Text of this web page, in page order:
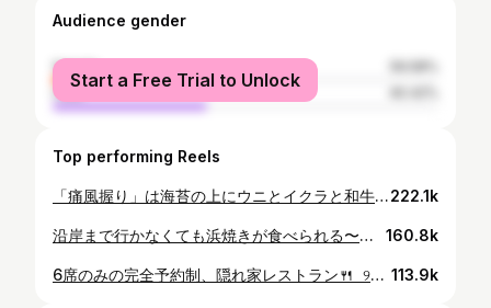
Audience gender
female
male
Start a Free Trial to Unlock
Top performing Reels
「痛風握り」は海苔の上にウニとイクラと和牛が乗った贅沢な握り✨ ⁡ ୨୧┈┈┈┈┈┈┈┈┈┈┈┈୨୧ 他の投稿は ▶️ @morioka_ai_gurume ୨୧┈┈┈┈┈┈┈┈┈┈┈┈୨୧ ✼••──────────••✼ 📍個室焼肉琥珀 🏢岩手県盛岡市大通2-4-16 2F @yakiniku_kohaku_ ✼••──────────••✼ ⁡ 写っているお肉は ・琥珀焼き〜大判サーロイン〜 ・上ミスジ ・黒毛和牛タン ・和牛の握り ・痛風 ⁡ ⁡ 黒を基調とした 高級感溢れるお店✨ ⁡ メニューは意外に リーズナブルなものも多いです🤭 ⁡ お肉は全部トロけるし甘い！ 肉の質が良いのが分かる〜😍 ⁡ ランチも営業しているので サクッと食べに来るのもアリかも🥩 ⁡ ⁡ めぐたん ⁡ ⁡ 年末年始は 12月31日〜1月2日までお休みだそうです🗓️ ⁡ ⁡ *♬゜─────────────── 📍個室焼肉琥珀 🏢岩手県盛岡市大通2-4-16 2F @yakiniku_kohaku_ 🕛 [月～金] 11:00～14:30(L.O.14:00) 17:30～23:00(L.O.22:30) [土・祝] 17:30～23:00(L.O.22:30) 🗓定休日 日曜日 営業時間・定休日は変更となる場合がございますので、 ご来店前に店舗にご確認ください。 🚗無し ※食べログ情報なのでご注意ください ───────────── *♬゜ ⁡ ⁡ #盛岡 #岩手 #盛岡ごはん #岩手ごはん #岩手グルメ #盛岡グルメ #岩手ランチ #盛岡ランチ #盛岡焼肉 #岩手焼肉 #個室焼肉琥珀222.1k
沿岸まで行かなくても浜焼きが食べられる〜✨ ⁡ ୨୧┈┈┈┈┈┈┈┈┈┈┈┈୨୧ 他の投稿は ▶️ @morioka_megu_gurume ୨୧┈┈┈┈┈┈┈┈┈┈┈┈୨୧ ⁡ ✼••──────────••✼ 出張カキ小屋 牡蠣奉行 📍イオンスーパーセンター盛岡渋民店 🏢岩手県盛岡市渋民鵜飼20−1 @dice_kitchen2525 ※混雑時90分制 ※荒天時営業中止あり ✼••──────────••✼ ⁡ 5月17日（金）から6月9日（日）までの 期間限定！ ⁡ お店に並んでいる海鮮などを トレイに乗せて、会計をしてもらってから テーブルで焼いて食べるシステム✨ ⁡ ⁡ 牡蠣1kgが通常1,320円（税込）のところ、 東北支援価格て660円（税込）と 破格のお値段🤭✨ ⁡ 牡蠣のほかにもホタテ、サザエ、赤海老、 ホッキ、イカ、つぶ貝、タコ、鮎、鶏、豚、牛など 焼き物がたくさんありました♪ ⁡ ⁡ 個人的には 赤海老、サザエ、ホタテが最高🤤✨ ⁡ ホタテはやっぱりバター醤油よね💕 ⁡ ⁡ この日は女子会で利用したんだけど、 ワイワイ言いながら食べる海鮮は とっても楽しかったです♪ ⁡ 場所はイオン渋民店の駐車場🚗 ⁡ 天候によっては 寒さ対策など忘れずに🌬️ ⁡ ⁡ めぐたん ⁡ ⁡ *♬゜─────────────── 出張カキ小屋 牡蠣奉行 📍イオンスーパーセンター盛岡渋民店 🏢岩手県盛岡市渋民鵜飼20−1 @dice_kitchen2525 🕛11:00〜21:00 （LO．20:30） 🚗 駐車場 あり ※混雑時90分制 ※荒天時営業中止あり ───────────── *♬゜ ⁡ #盛岡 #岩手 #岩手県 #盛岡市 #盛岡グルメ #岩手グルメ #浜焼き #海鮮焼き #焼き牡蠣 #盛岡海鮮 #岩手海鮮 #イオンスーパーセンター渋民 #牡蠣奉行 #pr 160.8k
6席のみの完全予約制、隠れ家レストラン🍴 ⁡ ୨୧┈┈┈┈┈┈┈┈┈┈┈┈୨୧ 他の投稿は ▶️ @morioka_ai_gurume ୨୧┈┈┈┈┈┈┈┈┈┈┈┈୨୧ ⁡ ✼••──────────••✼ 📍tsumugi 🏢岩手県盛岡市天昌寺町4−26 @tsumugi_morioka ✼••──────────••✼ ⁡ 住宅街にひっそりと出来た 隠れ家的なレストランにご招待いただきました🍽️ ⁡ なんと私、 お客様第1号だったみたいです。 感激🥺♡ ⁡ ⁡ 店内はガラス張りで開放感抜群✨ ⁡ 素材やグラス、カトラリー、お皿の他 飲み物も全て東北のものを使用していました🍇 ⁡ 飲み物もコースに組み込まれていて、 私がいただいたのはノンアルのペアリングコース🥂✨ ⁡ ⁡ イノベーティブということで 和洋中の枠にとらわれない、 他では食べたことのないコースでした🤤 ⁡ ノドグロの春巻きだったり 短角牛の薪焼き（炭焼きでは無い😳❗️）、 牡蠣とふきのとうのパエリヤや 稲庭うどん等などなど…。 ⁡ ⁡ オープンキッチンで シェフとパティシエの様子を見ることが出来、 更に全て東北のもので囲まれていただく食事は 唯一無二の体験でした☺️✨ ⁡ ⁡ 2月は夜営業のみ、 3月からランチ営業（金土日）も開始するです🍽️ （ランチの予約は近日公開 @tsumugi_morioka ） ¨¨¨¨¨¨¨¨¨¨¨¨¨¨¨¨¨¨¨¨¨¨¨¨¨¨¨¨¨¨¨¨¨ 🌞ランチ ノンアルコールペアリング¥9,000 アルコールペアリング ¥11,000 🌛ディナー ノンアルコールペアリング ¥16,500 アルコールショートペアリング¥18,000 アルコールフルペアリング¥22,000 ¨¨¨¨¨¨¨¨¨¨¨¨¨¨¨¨¨¨¨¨¨¨¨¨¨¨¨¨¨¨¨¨¨ ⁡ ⁡ めぐたん ⁡ ⁡ *♬゜─────────────── 📍tsumugi 🏢岩手県盛岡市天昌寺町4−26 @tsumugi_morioka 🌇12時一斉スタート 🌉18時半一斉スタート 🗓 定休日 無し 🚗 あり ───────────── *♬゜ ⁡ ⁡ #盛岡 #岩手 #盛岡ごはん #岩手ごはん #岩手グルメ #盛岡グルメ #岩手ランチ #盛岡ランチ #盛岡レストラン #岩手レストラン #盛岡イノベーティブ #岩手イノベーティブ #イノベーティブ #イノベーティブレストラン #盛岡tsumugi #pr 113.9k